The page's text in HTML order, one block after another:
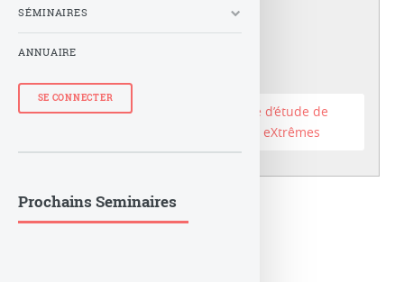
Accéder au site du Laboratoire d’étude de
l’Univers et des phénomènes eXtrêmes
SÉMINAIRES
ANNUAIRE
SE CONNECTER
Prochains Seminaires